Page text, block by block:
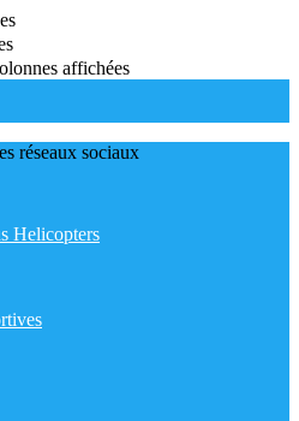
affichées
réseaux sociaux